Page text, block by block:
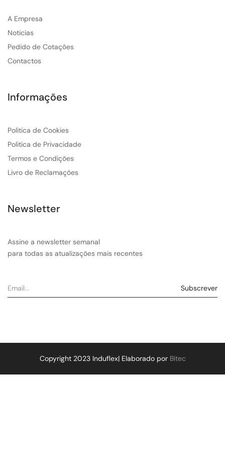
A Empresa
Noticias
Pedido de Cotações
Contactos
Informações
Politica de Cookies
Politica de Privacidade
Termos e Condições
Livro de Reclamações
Newsletter
Assine a newsletter semanal
para todas as atualizações mais recentes
Copyright 2023 Induflex| Elaborado por Bitec